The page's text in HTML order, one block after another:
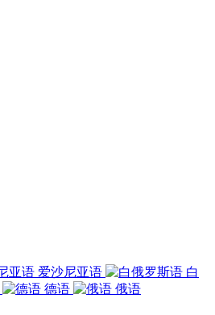
爱沙尼亚语
白
德语 俄语